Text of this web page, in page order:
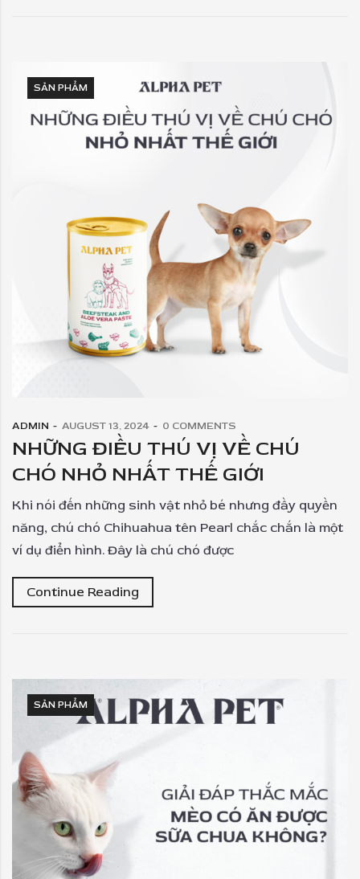
SẢN PHẨM
ADMIN AUGUST 13, 2024 0 COMMENTS
NHỮNG ĐIỀU THÚ VỊ VỀ CHÚ
CHÓ NHỎ NHẤT THẾ GIỚI
Khi nói đến những sinh vật nhỏ bé nhưng đầy quyền
năng, chú chó Chihuahua tên Pearl chắc chắn là một
ví dụ điển hình. Đây là chú chó được
Continue Reading
SẢN PHẨM